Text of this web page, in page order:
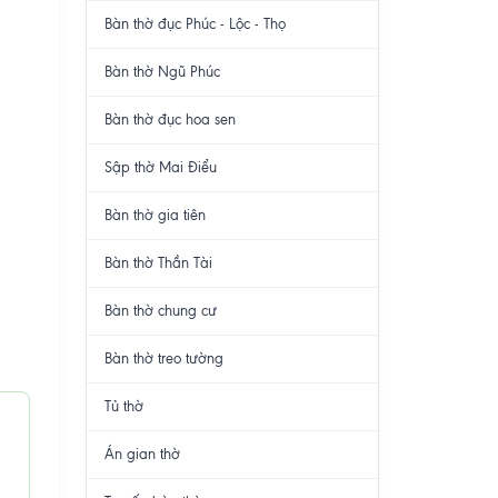
Bàn thờ đục Phúc - Lộc - Thọ
Bàn thờ Ngũ Phúc
Bàn thờ đục hoa sen
Sập thờ Mai Điểu
Bàn thờ gia tiên
Bàn thờ Thần Tài
Bàn thờ chung cư
Bàn thờ treo tường
Tủ thờ
Án gian thờ